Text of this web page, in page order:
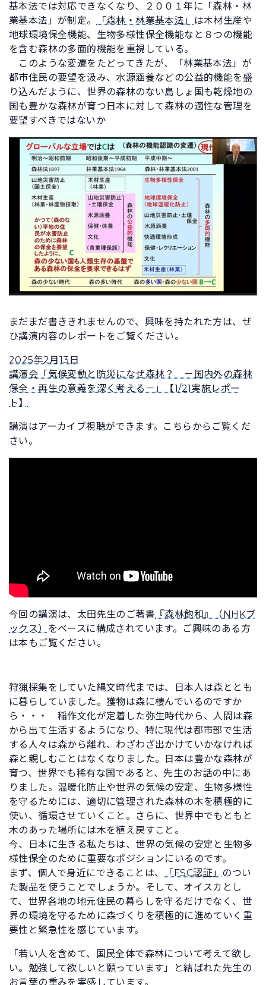
基本法では対応できなくなり、２００１年に「森林・林
業基本法」が制定。
「森林・林業基本法」 は木材生産や
地球環境保全機能、生物多様性保全機能なと８つの機能
を含む森林の多面的機能を重視している。
このような変遷をたどってきたが、「林業基本法」が
都市住民の要望を汲み、水源涵養などの公益的機能を盛
り込んだように、世界の森林のない島しょ国も乾燥地の
国も豊かな森林が育つ日本に対して森林の適性な管理を
要望すべきではないか
まだまだ書ききれませんので、興味を持たれた方は、ぜ
ひ講演内容のレポートをご覧ください。
2025年2月13日
講演会「気候変動と防災になぜ森林？ －国内外の森林
保全・再生の意義を深く考える－」【1/21実施レポー
ト】
講演はアーカイブ視聴ができます。こちらからご覧くだ
さい。
今回の講演は、太田先生のご著書 『森林飽和』（NHKブ
ックス） をベースに構成されています。ご興味のある方
は本もご覧ください。
狩猟採集をしていた縄文時代までは、日本人は森ととも
に暮らしていました。獲物は森に棲んでいるのですか
ら・・・ 稲作文化が定着した弥生時代から、人間は森
から出て生活するようになり、特に現代は都市部で生活
する人々は森から離れ、わざわざ出かけていかなければ
森と親しむことはなくなりました。日本は豊かな森林が
育つ、世界でも稀有な国であると、先生のお話の中にあ
りました。温暖化防止や世界の気候の安定、生物多様性
を守るためには、適切に管理された森林の木を積極的に
使い、循環させていくこと。さらに、世界中でもともと
木のあった場所には木を植え戻すこと。
今、日本に生きる私たちは、世界の気候の安定と生物多
様性保全のために重要なポジションにいるのです。
まず、個人で身近にできることは、
「FSC認証」 のつい
た製品を使うことでしょうか。そして、オイスカとし
て、世界各地の地元住民の暮らしを守るだけでなく、世
界の環境を守るために森づくりを積極的に進めていく重
要性と緊急性を感じています。
「若い人を含めて、国民全体で森林について考えて欲し
い。勉強して欲しいと願っています」と結ばれた先生の
お言葉の重みを実感しています。